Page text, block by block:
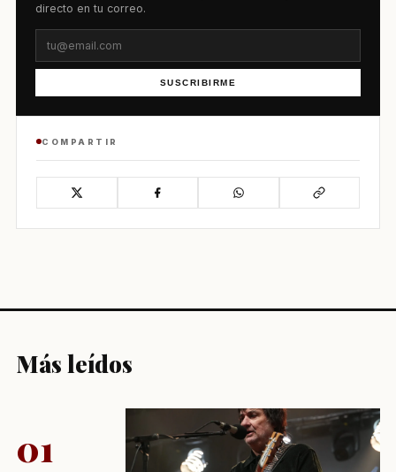
directo en tu correo.
SUSCRIBIRME
COMPARTIR
Más leídos
01